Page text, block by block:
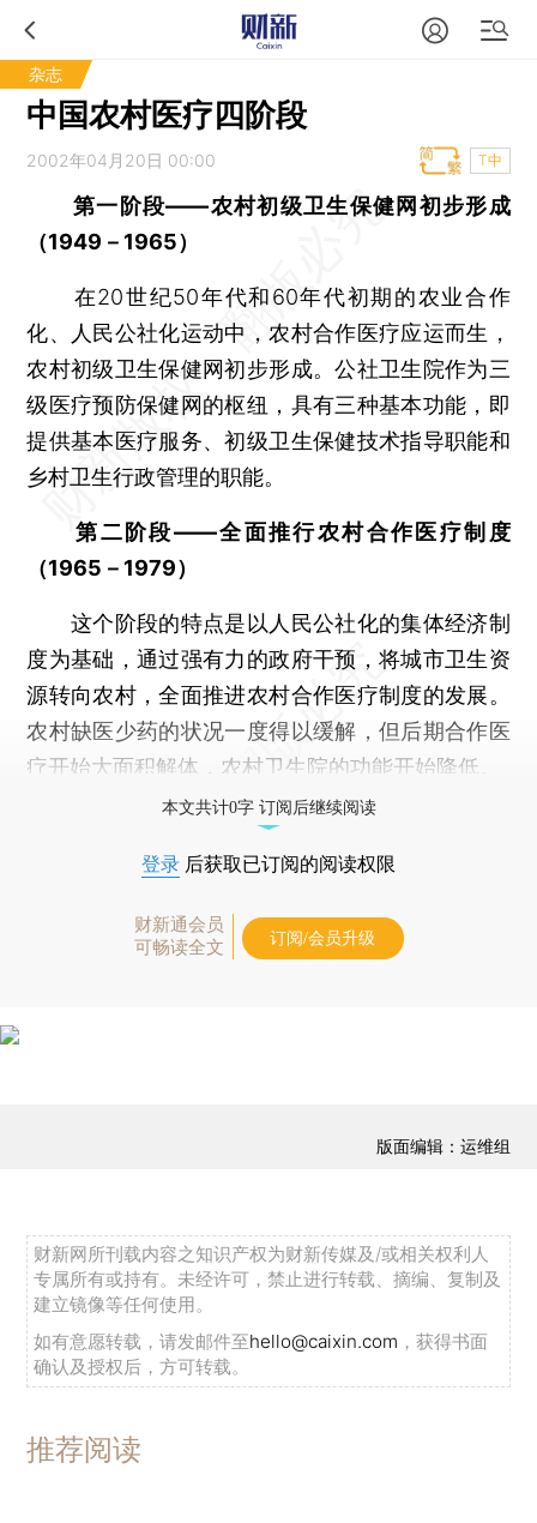
杂志
中国农村医疗四阶段
2002年04月20日 00:00 T中
第一阶段——农村初级卫生保健网初步形成
（1949－1965）
在20世纪50年代和60年代初期的农业合作
化、人民公社化运动中，农村合作医疗应运而生，
农村初级卫生保健网初步形成。公社卫生院作为三
级医疗预防保健网的枢纽，具有三种基本功能，即
提供基本医疗服务、初级卫生保健技术指导职能和
乡村卫生行政管理的职能。
第二阶段——全面推行农村合作医疗制度
（1965－1979）
这个阶段的特点是以人民公社化的集体经济制
度为基础，通过强有力的政府干预，将城市卫生资
源转向农村，全面推进农村合作医疗制度的发展。
农村缺医少药的状况一度得以缓解，但后期合作医
疗开始大面积解体，农村卫生院的功能开始降低。
本文共计0字 订阅后继续阅读
登录 后获取已订阅的阅读权限
财新通会员
可畅读全文
订阅/会员升级
版面编辑：运维组
财新网所刊载内容之知识产权为财新传媒及/或相关权利人
专属所有或持有。未经许可，禁止进行转载、摘编、复制及
建立镜像等任何使用。
如有意愿转载，请发邮件至hello@caixin.com ，获得书面
确认及授权后，方可转载。
推荐阅读